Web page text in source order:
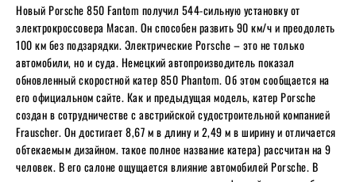
Новый Porsche 850 Fantom получил 544-сильную установку от
электрокроссовера Macan. Он способен развить 90 км/ч и преодолеть
100 км без подзарядки. Электрические Porsche – это не только
автомобили, но и суда. Немецкий автопроизводитель показал
обновленный скоростной катер 850 Phantom. Об этом сообщается на
его официальном сайте. Как и предыдущая модель, катер Porsche
создан в сотрудничестве с австрийской судостроительной компанией
Frauscher. Он достигает 8,67 м в длину и 2,49 м в ширину и отличается
обтекаемым дизайном. такое полное название катера) рассчитан на 9
человек. В его салоне ощущается влияние автомобилей Porsche. В